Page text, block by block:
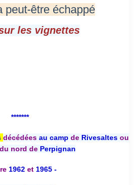
peut-être échappé
les vignettes
*******
décédées au camp deRivesaltesou
nord de Perpignan
1962 et 1965 -